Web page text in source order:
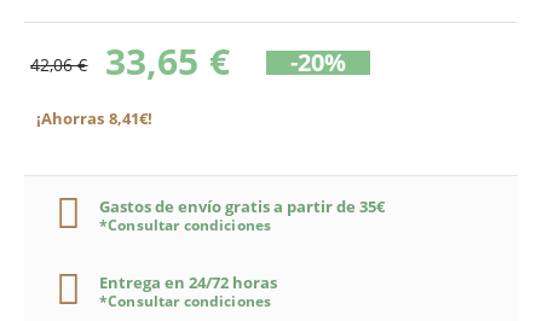
42,06 € 33,65 € -20%
¡Ahorras 8,41€!
Gastos de envío gratis a partir de 35€
*Consultar condiciones
Entrega en 24/72 horas
*Consultar condiciones